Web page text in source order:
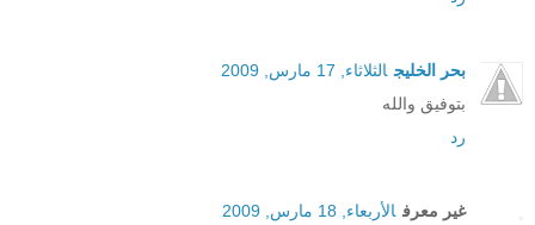
بحر الخليج الثلاثاء, 17 مارس, 2009
بتوفيق والله
رد
غير معرف الأربعاء, 18 مارس, 2009